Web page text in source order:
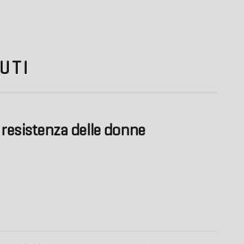
delle donne